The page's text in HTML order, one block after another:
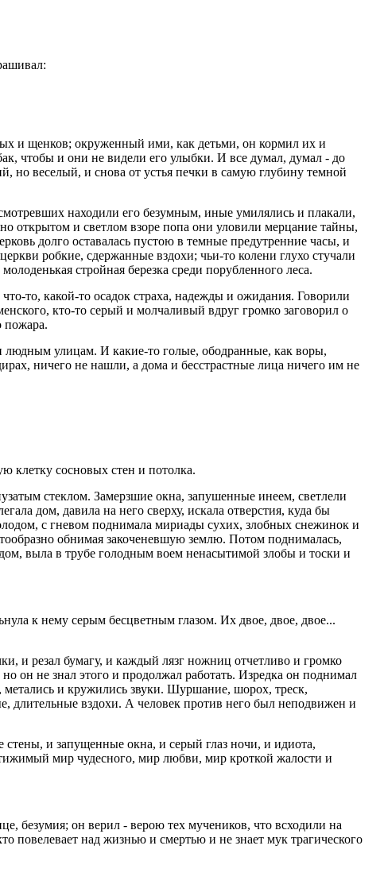
и щенков; окруженный ими, как детьми, он кормил их и
чтобы и они не видели его улыбки. И все думал, думал - до
но веселый, и снова от устья печки в самую глубину темной
находили его безумным, иные умилялись и плакали,
открытом и светлом взоре попа они уловили мерцание тайны,
долго оставалась пустою в темные предутренние часы, и
робкие, сдержанные вздохи; чьи-то колени глухо стучали
стройная березка среди порубленного леса.
то, какой-то осадок страха, надежды и ожидания. Говорили
кто-то серый и молчаливый вдруг громко заговорил о
пожара.
улицам. И какие-то голые, ободранные, как воры,
ничего не нашли, а дома и бесстрастные лица ничего им не
клетку сосновых стен и потолка.
стеклом. Замерзшие окна, запушенные инеем, светлели
дом, давила на него сверху, искала отверстия, куда бы
с гневом поднимала мириады сухих, злобных снежинок и
обнимая закоченевшую землю. Потом поднималась,
выла в трубе голодным воем ненасытимой злобы и тоски и
к нему серым бесцветным глазом. Их двое, двое, двое...
и резал бумагу, и каждый лязг ножниц отчетливо и громко
он не знал этого и продолжал работать. Изредка он поднимал
и кружились звуки. Шуршание, шорох, треск,
вздохи. А человек против него был неподвижен и
и запущенные окна, и серый глаз ночи, и идиота,
мир чудесного, мир любви, мир кроткой жалости и
безумия; он верил - верою тех мучеников, что всходили на
повелевает над жизнью и смертью и не знает мук трагического